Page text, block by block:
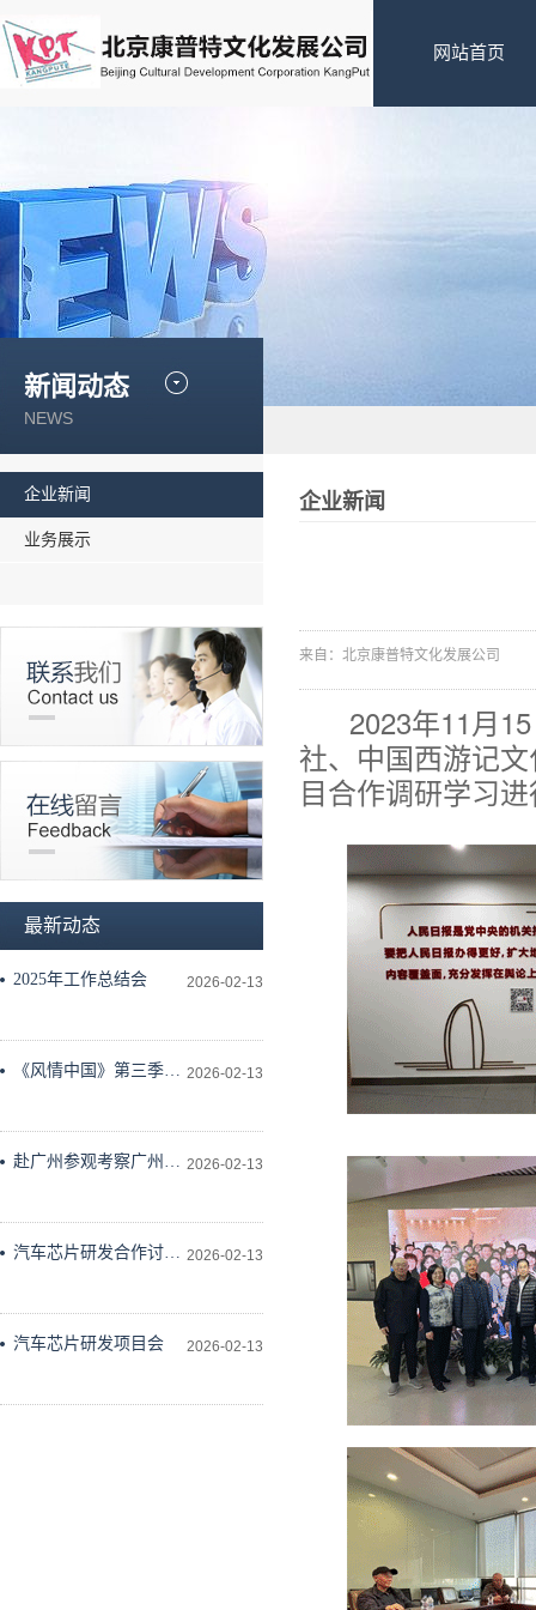
网站首页
新闻动态
NEWS
企业新闻
业务展示
最新动态
2025年工作总结会 2026-02-13
《风情中国》第三季工
出版社会议室举行
2026-02-13
赴广州参观考察广州维 2026-02-13
汽车芯片研发合作讨论 2026-02-13
汽车芯片研发项目会 2026-02-13
企业新闻
来自：北京康普特文化发展公司
2023年11月15
社、中国西游记
目合作调研学习